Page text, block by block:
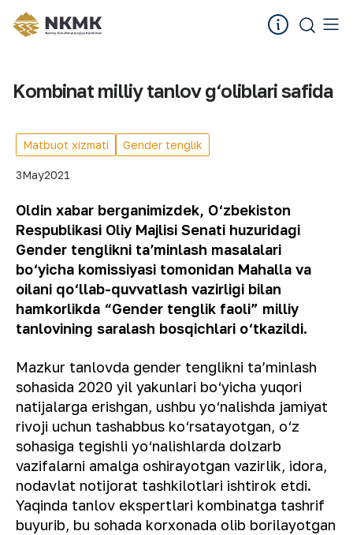
Kombinat milliy tanlov g‘oliblari safida
Matbuot xizmati Gender tenglik
3May2021
Oldin xabar berganimizdek, O‘zbekiston
Respublikasi Oliy Majlisi Senati huzuridagi
Gender tenglikni taʼminlash masalalari
bo‘yicha komissiyasi tomonidan Mahalla va
oilani qo‘llab-quvvatlash vazirligi bilan
hamkorlikda “Gender tenglik faoli” milliy
tanlovining saralash bosqichlari o‘tkazildi.
Mazkur tanlovda gender tenglikni taʼminlash
sohasida 2020 yil yakunlari bo‘yicha yuqori
natijalarga erishgan, ushbu yo‘nalishda jamiyat
rivoji uchun tashabbus ko‘rsatayotgan, o‘z
sohasiga tegishli yo‘nalishlarda dolzarb
vazifalarni amalga oshirayotgan vazirlik, idora,
nodavlat notijorat tashkilotlari ishtirok etdi.
Yaqinda tanlov ekspertlari kombinatga tashrif
buyurib, bu sohada korxonada olib borilayotgan